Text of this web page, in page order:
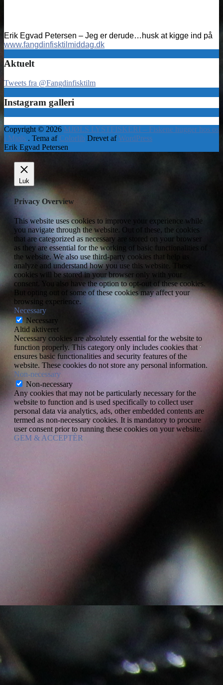
Erik Egvad Petersen – Jeg er derude…husk at kigge ind på
www.fangdinfisktilmiddag.dk
Aktuelt
Tweets fra @Fangdinfisktilm
Instagram galleri
Copyright © 2026 MJØLS LYSTFISKERI – Fiskene hugger hos os
i Mjøls . Tema af Colorlib Drevet afWordPress
Erik Egvad Petersen
Luk
Privacy Overview
This website uses cookies to improve your experience while
you navigate through the website. Out of these, the cookies
that are categorized as necessary are stored on your browser
as they are essential for the working of basic functionalities of
the website. We also use third-party cookies that help us
analyze and understand how you use this website. These
cookies will be stored in your browser only with your
consent. You also have the option to opt-out of these cookies.
But opting out of some of these cookies may affect your
browsing experience.
Necessary
Necessary
Altid aktiveret
Necessary cookies are absolutely essential for the website to
function properly. This category only includes cookies that
ensures basic functionalities and security features of the
website. These cookies do not store any personal information.
Non-necessary
Non-necessary
Any cookies that may not be particularly necessary for the
website to function and is used specifically to collect user
personal data via analytics, ads, other embedded contents are
termed as non-necessary cookies. It is mandatory to procure
user consent prior to running these cookies on your website.
GEM & ACCEPTÈR